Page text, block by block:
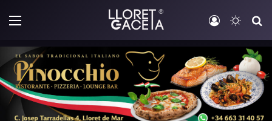
Menú Iniciar